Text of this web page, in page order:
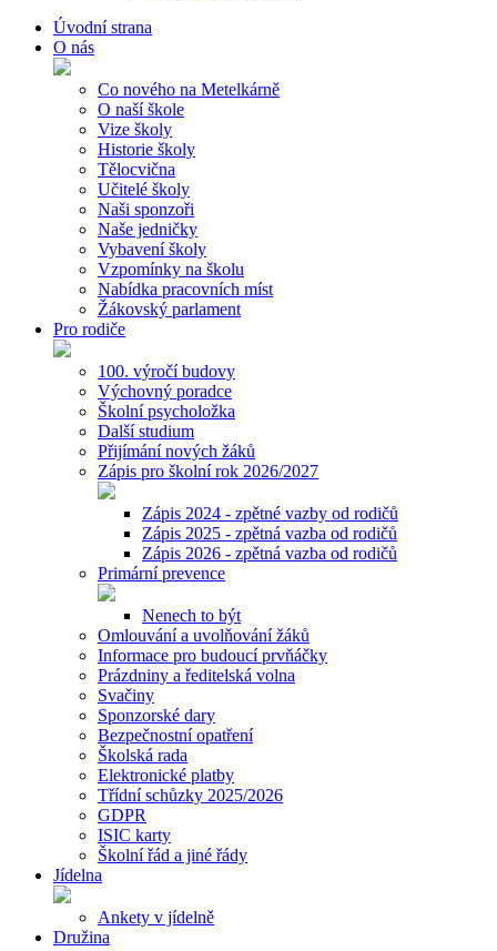
Úvodní strana
O nás
Co nového na Metelkárně
O naší škole
Vize školy
Historie školy
Tělocvična
Učitelé školy
Naši sponzoři
Naše jedničky
Vybavení školy
Vzpomínky na školu
Nabídka pracovních míst
Žákovský parlament
Pro rodiče
100. výročí budovy
Výchovný poradce
Školní psycholožka
Další studium
Přijímání nových žáků
Zápis pro školní rok 2026/2027
Zápis 2024 - zpětné vazby od rodičů
Zápis 2025 - zpětná vazba od rodičů
Zápis 2026 - zpětná vazba od rodičů
Primární prevence
Nenech to být
Omlouvání a uvolňování žáků
Informace pro budoucí prvňáčky
Prázdniny a ředitelská volna
Svačiny
Sponzorské dary
Bezpečnostní opatření
Školská rada
Elektronické platby
Třídní schůzky 2025/2026
GDPR
ISIC karty
Školní řád a jiné řády
Jídelna
Ankety v jídelně
Družina